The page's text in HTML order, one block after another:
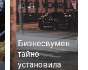
Бизнесвумен
тайно
установила